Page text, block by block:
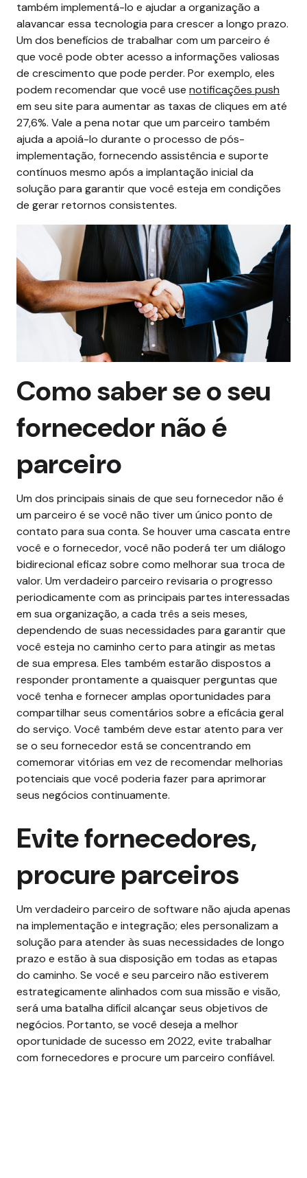
também implementá-lo e ajudar a organização a
alavancar essa tecnologia para crescer a longo prazo.
Um dos benefícios de trabalhar com um parceiro é
que você pode obter acesso a informações valiosas
de crescimento que pode perder. Por exemplo, eles
podem recomendar que você use notificações push
em seu site para aumentar as taxas de cliques em até
27,6%. Vale a pena notar que um parceiro também
ajuda a apoiá-lo durante o processo de pós-
implementação, fornecendo assistência e suporte
contínuos mesmo após a implantação inicial da
solução para garantir que você esteja em condições
de gerar retornos consistentes.
Como saber se o seu
fornecedor não é
parceiro
Um dos principais sinais de que seu fornecedor não é
um parceiro é se você não tiver um único ponto de
contato para sua conta. Se houver uma cascata entre
você e o fornecedor, você não poderá ter um diálogo
bidirecional eficaz sobre como melhorar sua troca de
valor. Um verdadeiro parceiro revisaria o progresso
periodicamente com as principais partes interessadas
em sua organização, a cada três a seis meses,
dependendo de suas necessidades para garantir que
você esteja no caminho certo para atingir as metas
de sua empresa. Eles também estarão dispostos a
responder prontamente a quaisquer perguntas que
você tenha e fornecer amplas oportunidades para
compartilhar seus comentários sobre a eficácia geral
do serviço. Você também deve estar atento para ver
se o seu fornecedor está se concentrando em
comemorar vitórias em vez de recomendar melhorias
potenciais que você poderia fazer para aprimorar
seus negócios continuamente.
Evite fornecedores,
procure parceiros
Um verdadeiro parceiro de software não ajuda apenas
na implementação e integração; eles personalizam a
solução para atender às suas necessidades de longo
prazo e estão à sua disposição em todas as etapas
do caminho. Se você e seu parceiro não estiverem
estrategicamente alinhados com sua missão e visão,
será uma batalha difícil alcançar seus objetivos de
negócios. Portanto, se você deseja a melhor
oportunidade de sucesso em 2022, evite trabalhar
com fornecedores e procure um parceiro confiável.